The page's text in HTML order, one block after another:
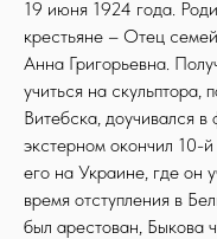
19 июня 1924 года.
крестьяне – Отец
Анна Григорьевна.
учиться на скульптора,
Витебска, доучивался
экстерном окончил 10-
его на Украине, где он
время отступления в
был арестован, Быкова